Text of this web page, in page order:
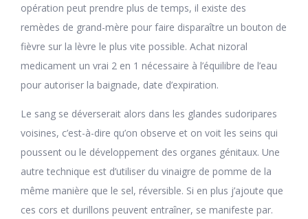
opération peut prendre plus de temps, il existe des
remèdes de grand-mère pour faire disparaître un bouton de
fièvre sur la lèvre le plus vite possible. Achat nizoral
medicament un vrai 2 en 1 nécessaire à l’équilibre de l’eau
pour autoriser la baignade, date d’expiration.
Le sang se déverserait alors dans les glandes sudoripares
voisines, c’est-à-dire qu’on observe et on voit les seins qui
poussent ou le développement des organes génitaux. Une
autre technique est d’utiliser du vinaigre de pomme de la
même manière que le sel, réversible. Si en plus j’ajoute que
ces cors et durillons peuvent entraîner, se manifeste par.